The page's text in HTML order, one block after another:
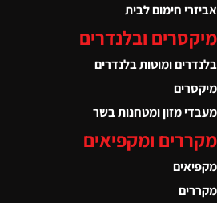
חימום לבית
ובלנדרים
ומוטות בלנדרים
מזון ומטחנות בשר
ומקפיאים